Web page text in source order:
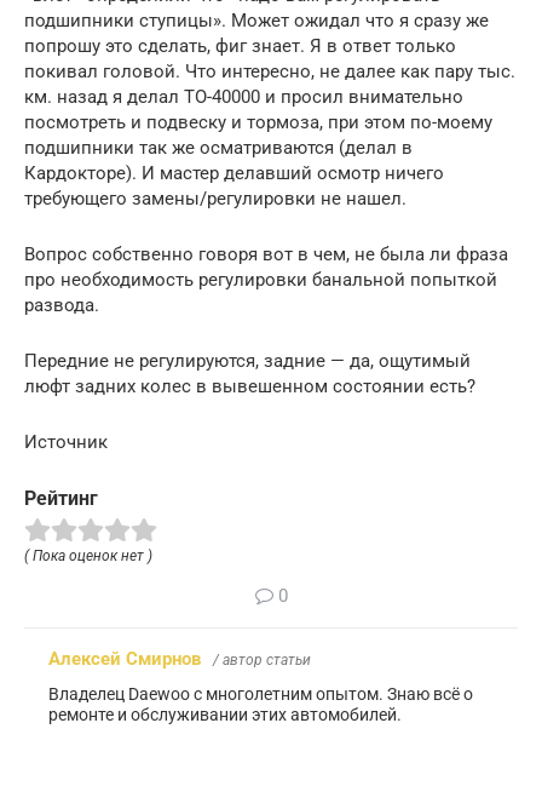
подшипники ступицы». Может ожидал что я сразу же
попрошу это сделать, фиг знает. Я в ответ только
покивал головой. Что интересно, не далее как пару тыс.
км. назад я делал ТО-40000 и просил внимательно
посмотреть и подвеску и тормоза, при этом по-моему
подшипники так же осматриваются (делал в
Кардокторе). И мастер делавший осмотр ничего
требующего замены/регулировки не нашел.
Вопрос собственно говоря вот в чем, не была ли фраза
про необходимость регулировки банальной попыткой
развода.
Передние не регулируются, задние — да, ощутимый
люфт задних колес в вывешенном состоянии есть?
Источник
Рейтинг
( Пока оценок нет )
0
Алексей Смирнов / автор статьи
Владелец Daewoo с многолетним опытом. Знаю всё о
ремонте и обслуживании этих автомобилей.